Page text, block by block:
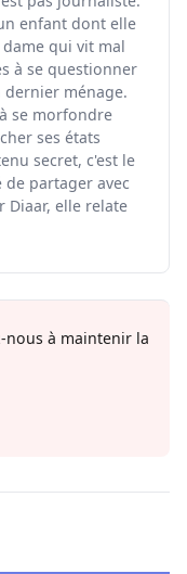
enfant dont elle
qui vit mal
à se questionner
dernier ménage.
se morfondre
ses états
secret, c'est le
partager avec
Diaar, elle relate
nous à maintenir la